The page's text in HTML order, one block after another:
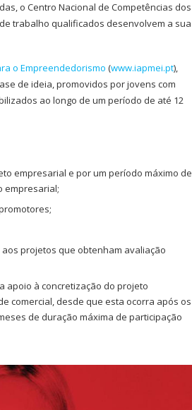
o Centro Nacional de Competências dos
de trabalho qualificados desenvolvem a sua
o Empreendedorismo (www.iapmei.pt),
de ideia, promovidos por jovens com
ao longo de um período de até 12
empresarial e por um período máximo de
empresarial;
projetos que obtenham avaliação
apoio à concretização do projeto
comercial, desde que esta ocorra após os
de duração máxima de participação